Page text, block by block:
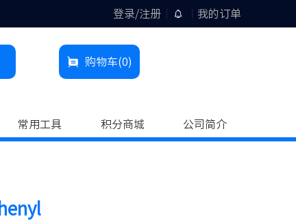
登录/注册 我的订单
购物车(0)
常用工具 积分商城 公司简介